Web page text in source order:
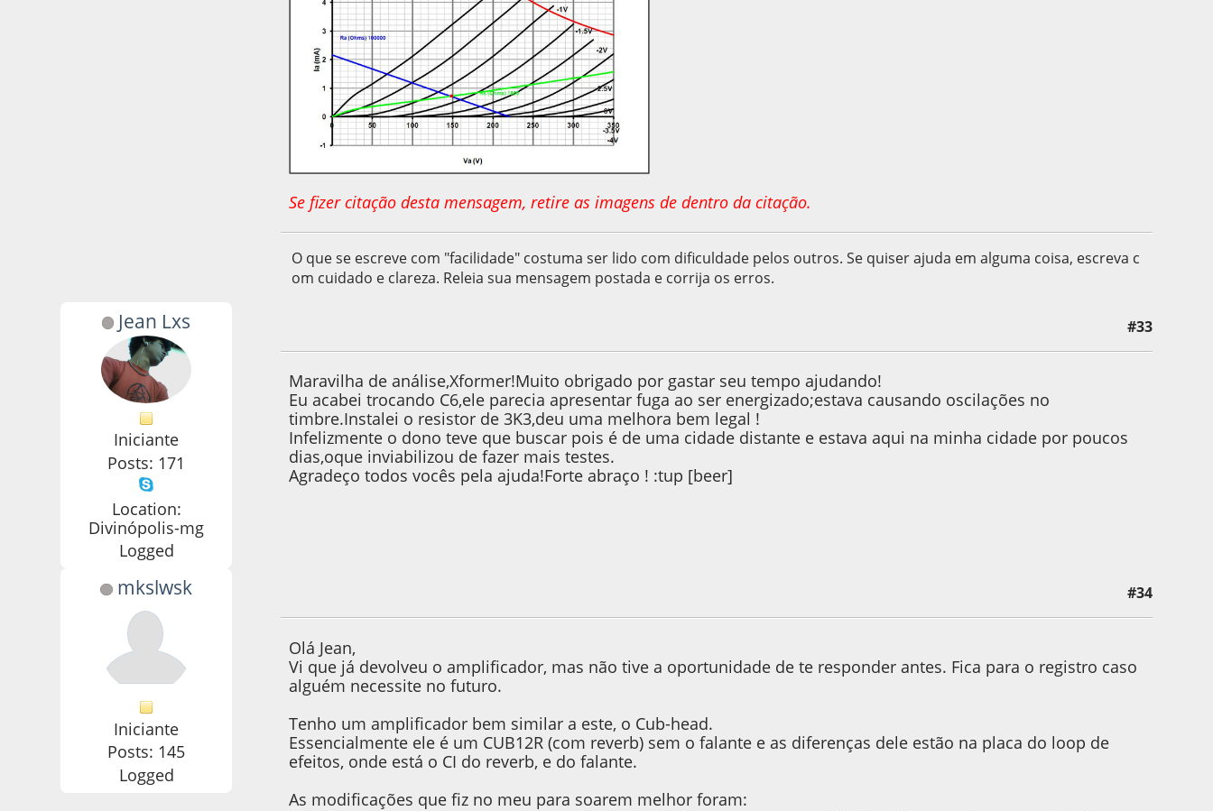
Se fizer citação desta mensagem, retire as imagens de dentro da citação.
O que se escreve com "facilidade" costuma ser lido com dificuldade pelos outros. Se quiser ajuda em alguma coisa, escreva c
om cuidado e clareza. Releia sua mensagem postada e corrija os erros.
Jean Lxs
Iniciante
Posts: 171
Location:
Divinópolis-mg
Logged
#33
Maravilha de análise,Xformer!Muito obrigado por gastar seu tempo ajudando!
Eu acabei trocando C6,ele parecia apresentar fuga ao ser energizado;estava causando oscilações no
timbre.Instalei o resistor de 3K3,deu uma melhora bem legal !
Infelizmente o dono teve que buscar pois é de uma cidade distante e estava aqui na minha cidade por poucos
dias,oque inviabilizou de fazer mais testes.
Agradeço todos vocês pela ajuda!Forte abraço ! :tup [beer]
mkslwsk
Iniciante
Posts: 145
Logged
#34
Olá Jean,
Vi que já devolveu o amplificador, mas não tive a oportunidade de te responder antes. Fica para o registro caso
alguém necessite no futuro.
Tenho um amplificador bem similar a este, o Cub-head.
Essencialmente ele é um CUB12R (com reverb) sem o falante e as diferenças dele estão na placa do loop de
efeitos, onde está o CI do reverb, e do falante.
As modificações que fiz no meu para soarem melhor foram: